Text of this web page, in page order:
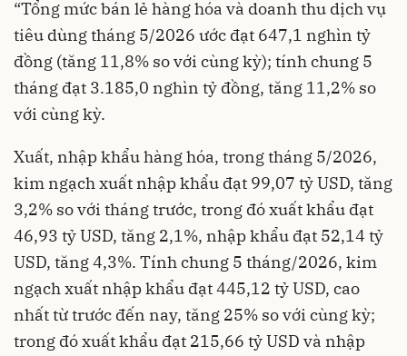
“Tổng mức bán lẻ hàng hóa và doanh thu dịch vụ
tiêu dùng tháng 5/2026 ước đạt 647,1 nghìn tỷ
đồng (tăng 11,8% so với cùng kỳ); tính chung 5
tháng đạt 3.185,0 nghìn tỷ đồng, tăng 11,2% so
với cùng kỳ.
Xuất, nhập khẩu hàng hóa, trong tháng 5/2026,
kim ngạch xuất nhập khẩu đạt 99,07 tỷ USD, tăng
3,2% so với tháng trước, trong đó xuất khẩu đạt
46,93 tỷ USD, tăng 2,1%, nhập khẩu đạt 52,14 tỷ
USD, tăng 4,3%. Tính chung 5 tháng/2026, kim
ngạch xuất nhập khẩu đạt 445,12 tỷ USD, cao
nhất từ trước đến nay, tăng 25% so với cùng kỳ;
trong đó xuất khẩu đạt 215,66 tỷ USD và nhập